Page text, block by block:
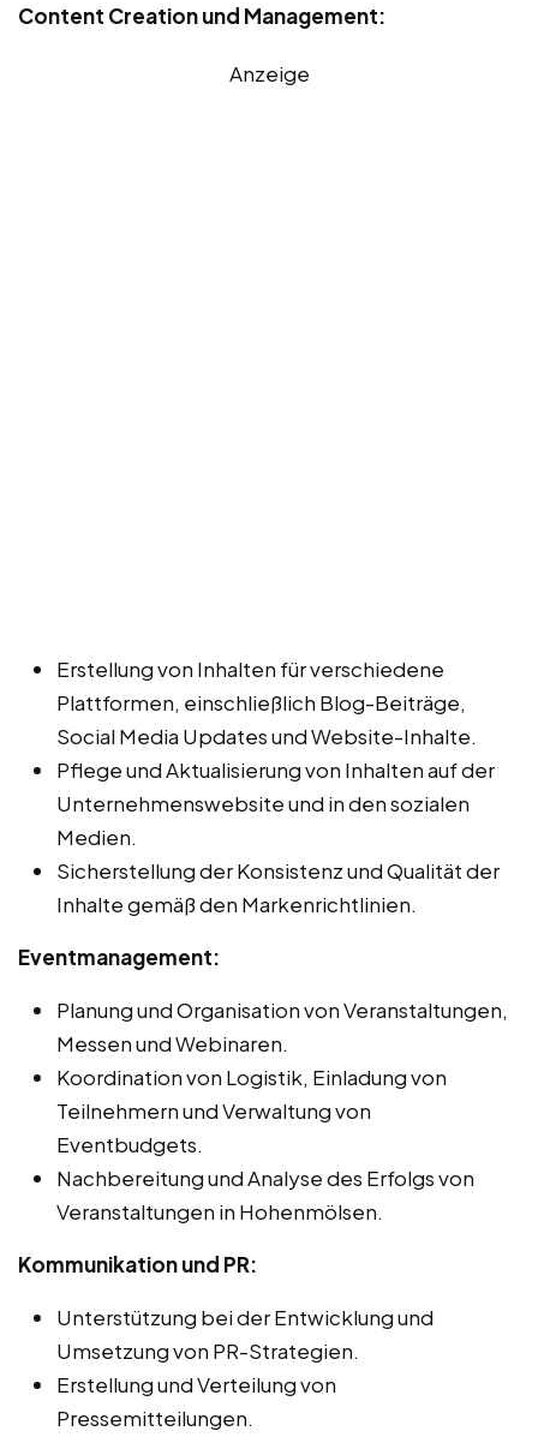
Content Creation und Management:
Anzeige
Erstellung von Inhalten für verschiedene
Plattformen, einschließlich Blog-Beiträge,
Social Media Updates und Website-Inhalte.
Pflege und Aktualisierung von Inhalten auf der
Unternehmenswebsite und in den sozialen
Medien.
Sicherstellung der Konsistenz und Qualität der
Inhalte gemäß den Markenrichtlinien.
Eventmanagement:
Planung und Organisation von Veranstaltungen,
Messen und Webinaren.
Koordination von Logistik, Einladung von
Teilnehmern und Verwaltung von
Eventbudgets.
Nachbereitung und Analyse des Erfolgs von
Veranstaltungen in Hohenmölsen.
Kommunikation und PR:
Unterstützung bei der Entwicklung und
Umsetzung von PR-Strategien.
Erstellung und Verteilung von
Pressemitteilungen.